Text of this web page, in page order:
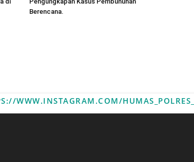
Berencana.
WWW.INSTAGRAM.COM/